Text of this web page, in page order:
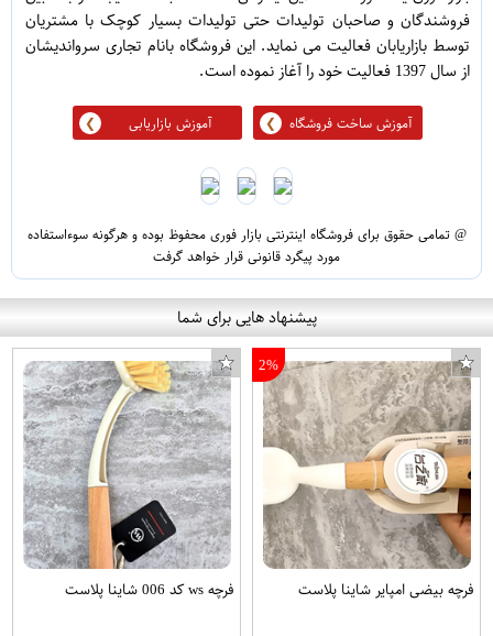
فروشندگان و صاحبان تولیدات حتی تولیدات بسیار کوچک با مشتریان
توسط بازاریابان فعالیت می نماید. این فروشگاه بانام تجاری سرواندیشان
از سال 1397 فعالیت خود را آغاز نموده است.
آموزش ساخت فروشگاه آموزش بازاریابی
@ تمامی حقوق برای فروشگاه اینترنتی بازار فوری محفوظ بوده و هرگونه سوءاستفاده
مورد پیگرد قانونی قرار خواهد گرفت
پیشنهاد هایی برای شما
2%
فرچه بیضی امپایر شاینا پلاست فرچه ws کد 006 شاینا پلاست